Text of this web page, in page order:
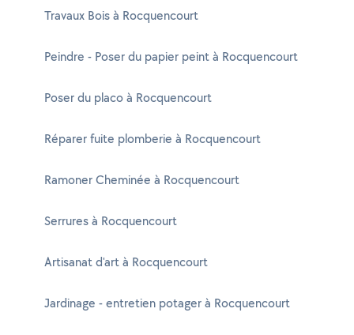
Travaux Bois à Rocquencourt
Peindre - Poser du papier peint à Rocquencourt
Poser du placo à Rocquencourt
Réparer fuite plomberie à Rocquencourt
Ramoner Cheminée à Rocquencourt
Serrures à Rocquencourt
Artisanat d'art à Rocquencourt
Jardinage - entretien potager à Rocquencourt